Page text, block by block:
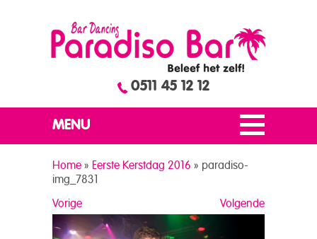
0511 45 12 12
MENU
Home » Eerste Kerstdag 2016 » paradiso-
img_7831
Volgende
Vorige